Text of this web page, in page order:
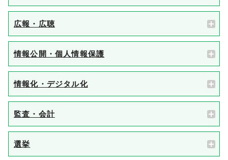
広報・広聴
情報公開・個人情報保護
情報化・デジタル化
監査・会計
選挙